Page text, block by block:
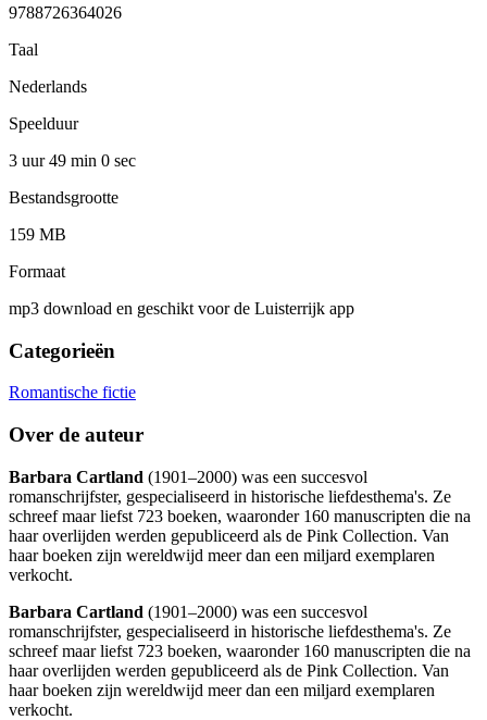
9788726364026
Taal
Nederlands
Speelduur
3 uur 49 min 0 sec
Bestandsgrootte
159 MB
Formaat
mp3 download en geschikt voor de Luisterrijk app
Categorieën
Romantische fictie
Over de auteur
Barbara Cartland (1901–2000) was een succesvol
romanschrijfster, gespecialiseerd in historische liefdesthema's. Ze
schreef maar liefst 723 boeken, waaronder 160 manuscripten die na
haar overlijden werden gepubliceerd als de Pink Collection. Van
haar boeken zijn wereldwijd meer dan een miljard exemplaren
verkocht.
Barbara Cartland (1901–2000) was een succesvol
romanschrijfster, gespecialiseerd in historische liefdesthema's. Ze
schreef maar liefst 723 boeken, waaronder 160 manuscripten die na
haar overlijden werden gepubliceerd als de Pink Collection. Van
haar boeken zijn wereldwijd meer dan een miljard exemplaren
verkocht.